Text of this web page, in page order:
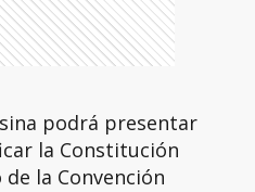
podrá presentar
la Constitución
la Convención